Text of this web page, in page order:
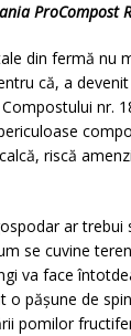
ProCompost
din fermă nu
că, a
nr.
riscă
ar trebui
se cuvine
va face
o pășune de
pomilor